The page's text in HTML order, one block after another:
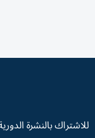
للاشتراك بالنشرة